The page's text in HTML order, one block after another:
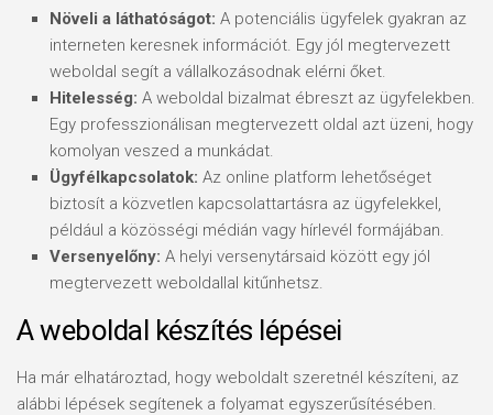
Növeli a láthatóságot: A potenciális ügyfelek gyakran az
interneten keresnek információt. Egy jól megtervezett
weboldal segít a vállalkozásodnak elérni őket.
Hitelesség: A weboldal bizalmat ébreszt az ügyfelekben.
Egy professzionálisan megtervezett oldal azt üzeni, hogy
komolyan veszed a munkádat.
Ügyfélkapcsolatok: Az online platform lehetőséget
biztosít a közvetlen kapcsolattartásra az ügyfelekkel,
például a közösségi médián vagy hírlevél formájában.
Versenyelőny: A helyi versenytársaid között egy jól
megtervezett weboldallal kitűnhetsz.
A weboldal készítés lépései
Ha már elhatároztad, hogy weboldalt szeretnél készíteni, az
alábbi lépések segítenek a folyamat egyszerűsítésében.